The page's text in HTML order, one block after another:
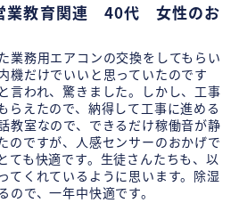
業教育関連 40代 女性のお
業務用エアコンの交換をしてもらい
機だけでいいと思っていたのです
言われ、驚きました。しかし、工事
らえたので、納得して工事に進める
教室なので、できるだけ稼働音が静
のですが、人感センサーのおかげで
ても快適です。生徒さんたちも、以
てくれているように思います。除湿
で、一年中快適です。